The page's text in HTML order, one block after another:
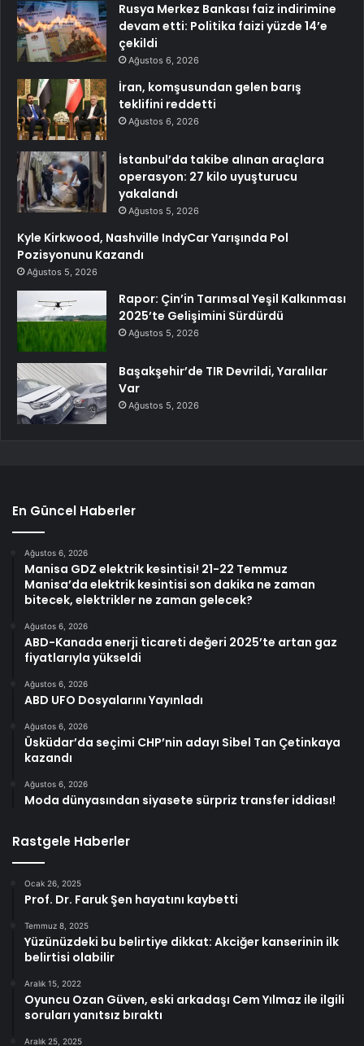
Rusya Merkez Bankası faiz indirimine
devam etti: Politika faizi yüzde 14’e
çekildi
Ağustos 6, 2026
İran, komşusundan gelen barış
teklifini reddetti
Ağustos 6, 2026
İstanbul’da takibe alınan araçlara
operasyon: 27 kilo uyuşturucu
yakalandı
Ağustos 5, 2026
Kyle Kirkwood, Nashville IndyCar Yarışında Pol
Pozisyonunu Kazandı
Ağustos 5, 2026
Rapor: Çin’in Tarımsal Yeşil Kalkınması
2025’te Gelişimini Sürdürdü
Ağustos 5, 2026
Başakşehir’de TIR Devrildi, Yaralılar
Var
Ağustos 5, 2026
En Güncel Haberler
Ağustos 6, 2026
Manisa GDZ elektrik kesintisi! 21-22 Temmuz
Manisa’da elektrik kesintisi son dakika ne zaman
bitecek, elektrikler ne zaman gelecek?
Ağustos 6, 2026
ABD-Kanada enerji ticareti değeri 2025’te artan gaz
fiyatlarıyla yükseldi
Ağustos 6, 2026
ABD UFO Dosyalarını Yayınladı
Ağustos 6, 2026
Üsküdar’da seçimi CHP’nin adayı Sibel Tan Çetinkaya
kazandı
Ağustos 6, 2026
Moda dünyasından siyasete sürpriz transfer iddiası!
Rastgele Haberler
Ocak 26, 2025
Prof. Dr. Faruk Şen hayatını kaybetti
Temmuz 8, 2025
Yüzünüzdeki bu belirtiye dikkat: Akciğer kanserinin ilk
belirtisi olabilir
Aralık 15, 2022
Oyuncu Ozan Güven, eski arkadaşı Cem Yılmaz ile ilgili
soruları yanıtsız bıraktı
Aralık 25, 2025